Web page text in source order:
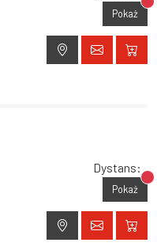
Pokaż
Dystans:
Pokaż